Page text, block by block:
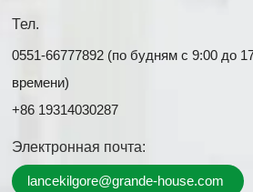
Тел.
0551-66777892 (по будням с 9:00 до
времени)
+86 19314030287
Электронная почта:
lancekilgore@grande-house.com